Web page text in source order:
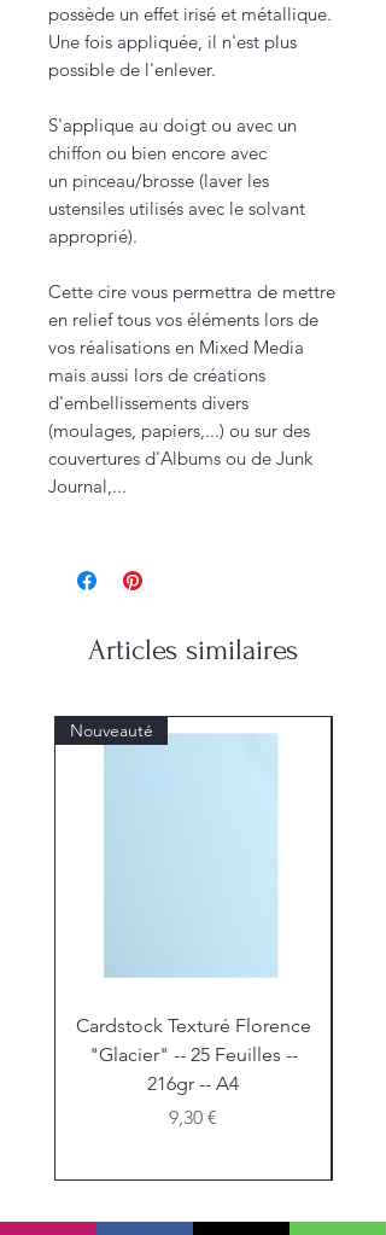
possède un effet irisé et métallique.
Une fois appliquée, il n'est plus
possible de l'enlever.
S'applique au doigt ou avec un
chiffon ou bien encore avec
un pinceau/brosse (laver les
ustensiles utilisés avec le solvant
approprié).
Cette cire vous permettra de mettre
en relief tous vos éléments lors de
vos réalisations en Mixed Media
mais aussi lors de créations
d'embellissements divers
(moulages, papiers,...) ou sur des
couvertures d'Albums ou de Junk
Journal,...
Articles similaires
Nouveauté
Cardstock Texturé Florence
"Glacier" -- 25 Feuilles --
216gr -- A4
Prix
9,30 €